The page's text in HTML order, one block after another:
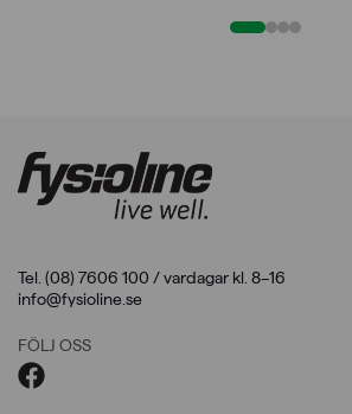
Tel. (08) 7606 100 / vardagar kl. 8–16
info@fysioline.se
FÖLJ OSS